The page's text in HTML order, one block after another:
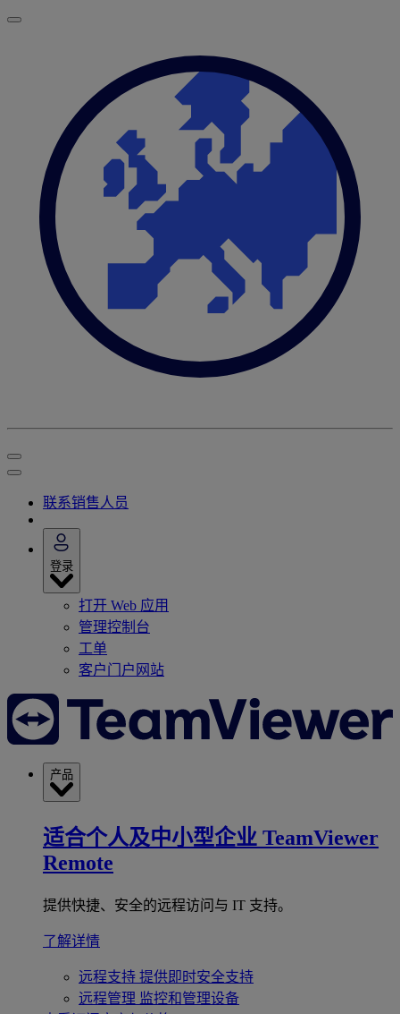
联系销售人员
登录
打开 Web 应用
管理控制台
工单
客户门户网站
产品
适合个人及中小型企业 TeamViewer
Remote
提供快捷、安全的远程访问与 IT 支持。
了解详情
远程支持 提供即时安全支持
远程管理 监控和管理设备